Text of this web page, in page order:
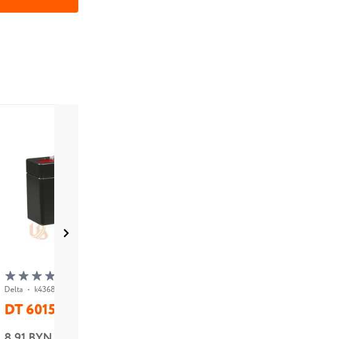
Delta • k43684
DT 6015